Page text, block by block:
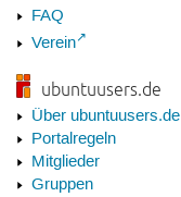
FAQ
Verein
ubuntuusers.de
Über ubuntuusers.de
Portalregeln
Mitglieder
Gruppen